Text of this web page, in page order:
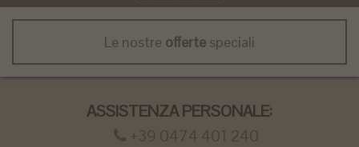
Le nostre offerte speciali
ASSISTENZA PERSONALE:
+39 0474 401 240